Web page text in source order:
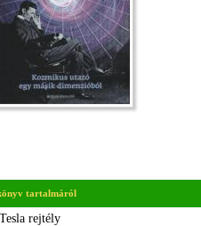
tartalmáról
rejtély